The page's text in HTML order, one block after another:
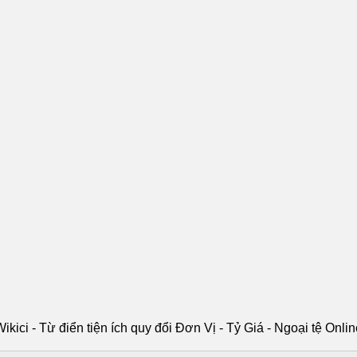
- Từ điển tiện ích quy đổi Đơn Vị - Tỷ Giá - Ngoại tệ